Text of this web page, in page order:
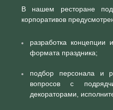
В нашем ресторане под
корпоративов
разработка концепции
формата праздника;
подбор персонала и
вопросов с
декораторами,